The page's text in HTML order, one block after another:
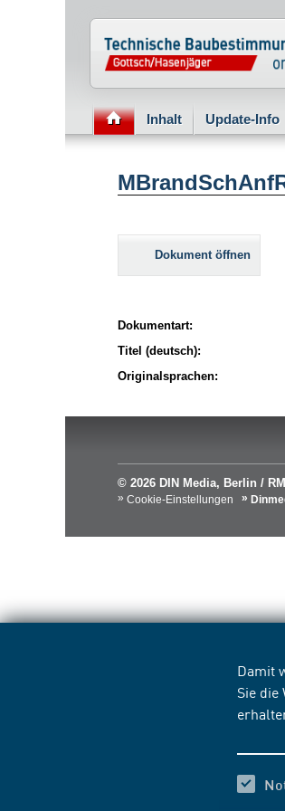
Damit
Sie
Normenportal
Inhalt Update-Info
Dokument öffnen
Dokumentart:
Titel (deutsch):
Originalsprachen:
© 2026 DIN Media, Berlin /
Cookie-Einstellungen